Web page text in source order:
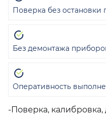
-Поверка,
Поверка без остановки
Без демонтажа
Оперативность